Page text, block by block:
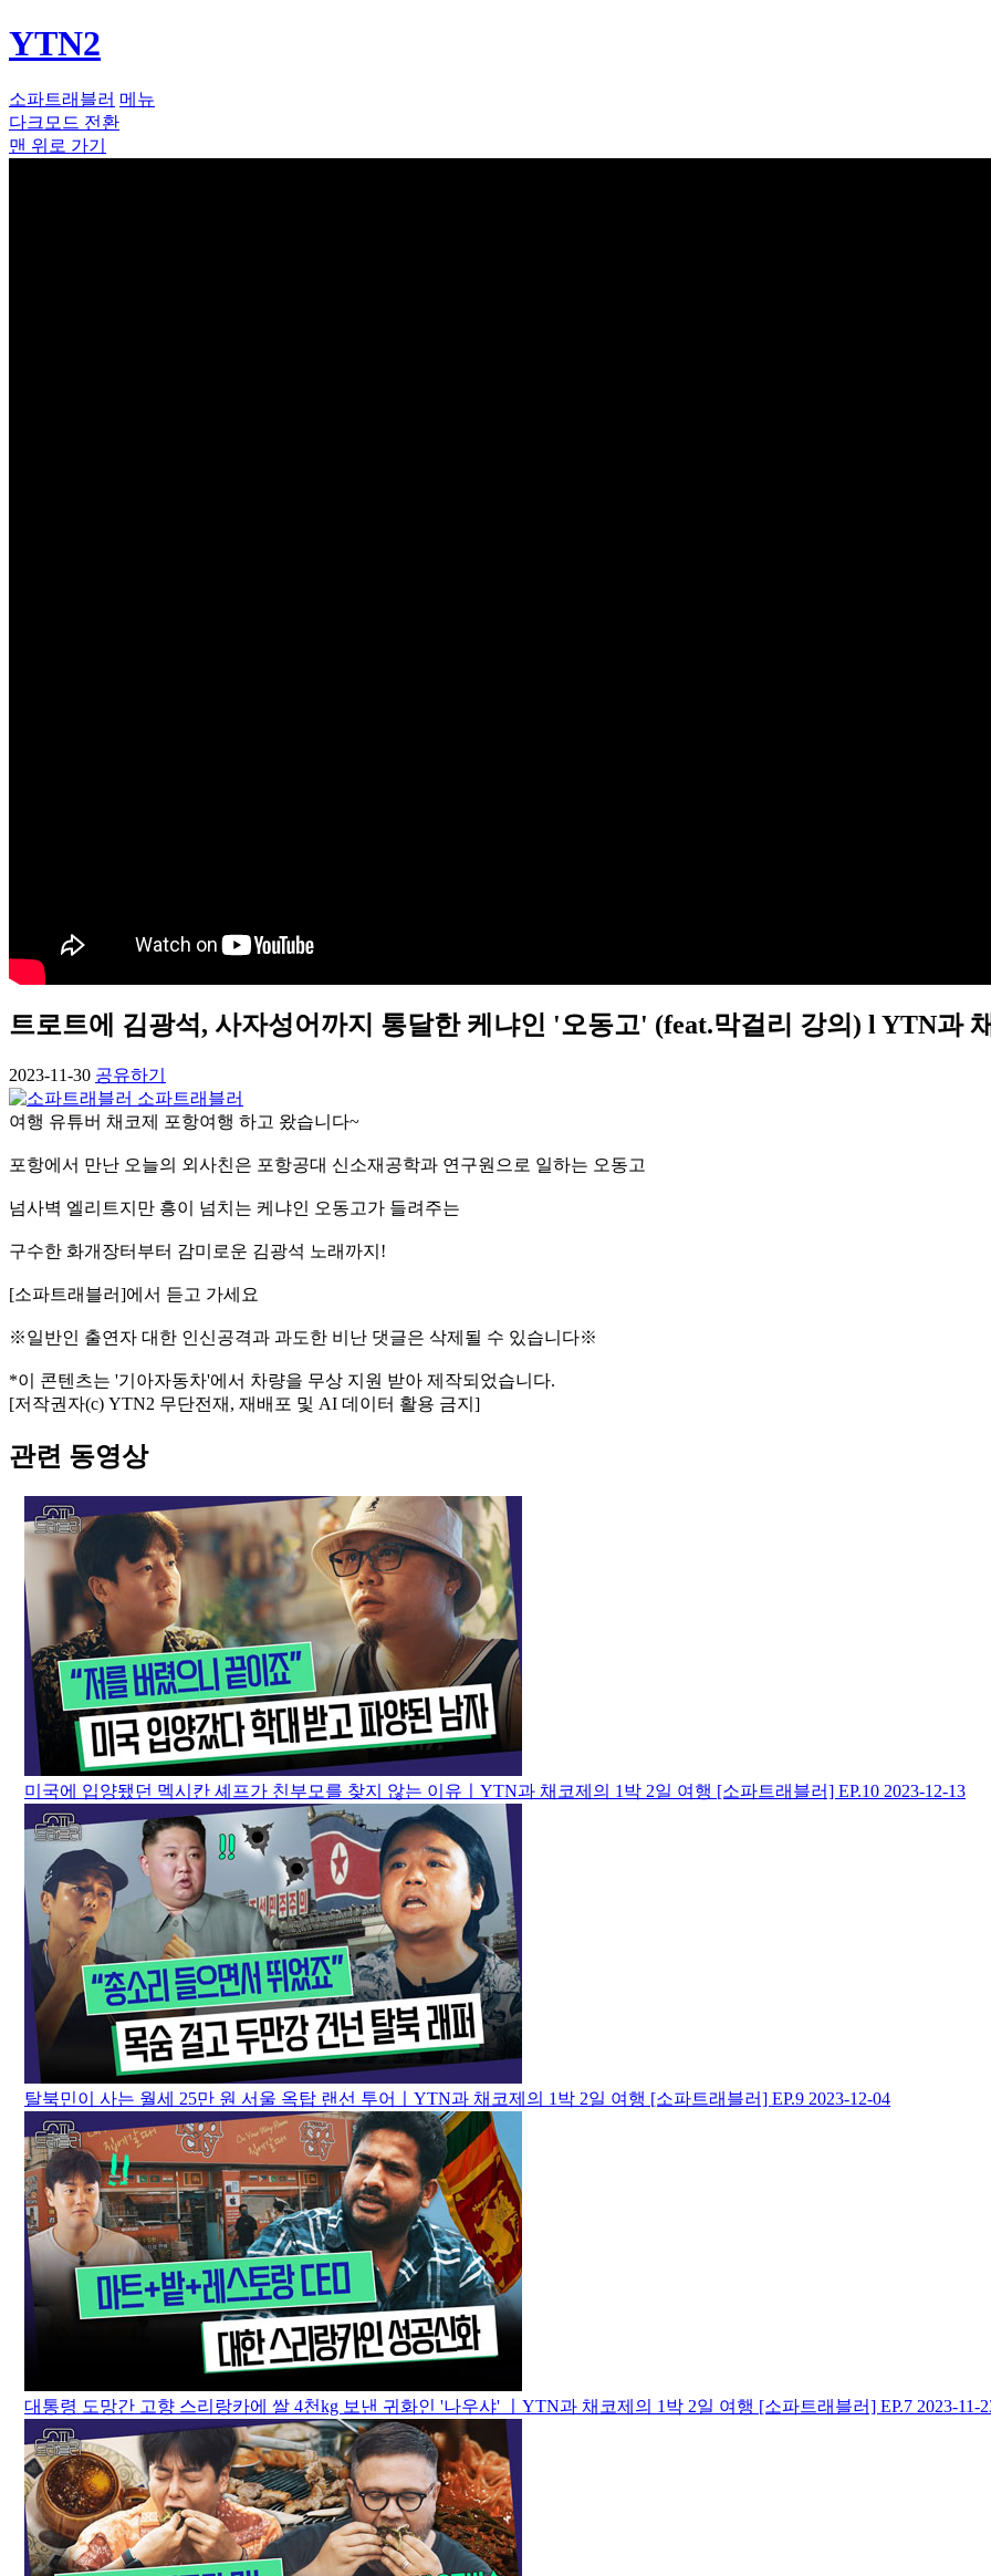
YTN2
소파트래블러 메뉴
다크모드 전환
맨 위로 가기
트로트에 김광석, 사자성어까지 통달한 케냐인 '오동고' (feat.막걸리 강의) l YTN과
2023-11-30 공유하기
소파트래블러
여행 유튜버 채코제 포항여행 하고 왔습니다~
포항에서 만난 오늘의 외사친은 포항공대 신소재공학과 연구원으로 일하는 오동고
넘사벽 엘리트지만 흥이 넘치는 케냐인 오동고가 들려주는
구수한 화개장터부터 감미로운 김광석 노래까지!
[소파트래블러]에서 듣고 가세요
※일반인 출연자 대한 인신공격과 과도한 비난 댓글은 삭제될 수 있습니다※
*이 콘텐츠는 '기아자동차'에서 차량을 무상 지원 받아 제작되었습니다.
[저작권자(c) YTN2 무단전재, 재배포 및 AI 데이터 활용 금지]
관련 동영상
미국에 입양됐던 멕시칸 셰프가 친부모를 찾지 않는 이유ㅣYTN과 채코제의 1박 2일 여행 [소파트래블러] EP.10 2023-12-13
탈북민이 사는 월세 25만 원 서울 옥탑 랜선 투어ㅣYTN과 채코제의 1박 2일 여행 [소파트래블러] EP.9 2023-12-04
대통령 도망간 고향 스리랑카에 쌀 4천kg 보낸 귀화인 '나우샤' ㅣYTN과 채코제의 1박 2일 여행 [소파트래블러] EP.7 2023-11-